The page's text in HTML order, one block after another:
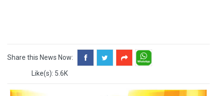
Share this News Now:
Like(s): 5.6K